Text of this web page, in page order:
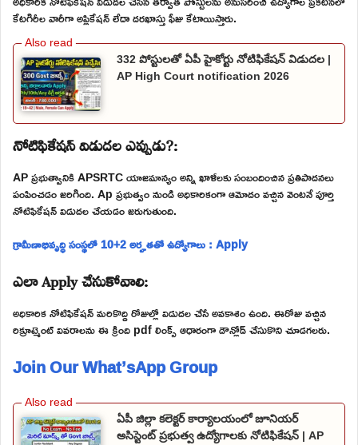
కేటగిరీల వారీగా అప్లికేషన్ లేదా దరఖాస్తు ఫీజు కేటాయిస్తారు.
332 పోస్టులతో ఏపీ హైకోర్టు నోటిఫికేషన్ విడుదల |
AP High Court notification 2026
నోటిఫికేషన్ విడుదల ఎప్పుడు?:
AP ప్రభుత్వానికి APSRTC యాజమాన్యం అన్ని ఖాళీలకు సంబందించిన ప్రతిపాదనలు
పంపించడం జరిగింది. Ap ప్రభుత్వం నుండి అధికారికంగా ఆమోదం వచ్చిన వెంటనే పూర్తి
నోటిఫికేషన్ విడుదల చేయడం జరుగుతుంది.
గ్రామీణాభివృద్ధి సంస్థలో 10+2 అర్హతతో ఉద్యోగాలు : Apply
ఎలా Apply చేసుకోవాలి:
అధికారిక నోటిఫికేషన్ మరికొద్ది రోజుల్లో విడుదల చేసే అవకాశం ఉంది. ఈరోజు వచ్చిన
రిక్రూట్మెంట్ వివరాలను ఈ క్రింది pdf లింక్స్ ఆధారంగా డౌన్లోడ్ చేసుకొని చూడగలరు.
Join Our What’sApp Group
ఏపీ జిల్లా కలెక్టర్ కార్యాలయంలో జూనియర్
అసిస్టెంట్ ప్రభుత్వ ఉద్యోగాలకు నోటిఫికేషన్ | AP